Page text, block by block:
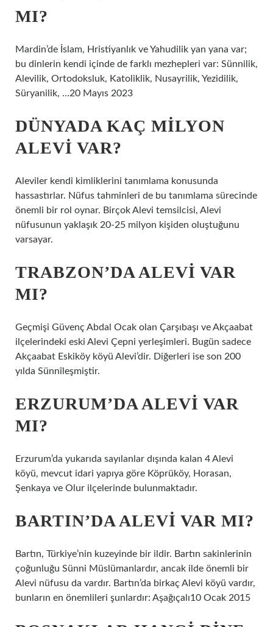
MI?
Mardin’de İslam, Hristiyanlık ve Yahudilik yan yana var;
bu dinlerin kendi içinde de farklı mezhepleri var: Sünnilik,
Alevilik, Ortodoksluk, Katoliklik, Nusayrilik, Yezidilik,
Süryanilik, …20 Mayıs 2023
DÜNYADA KAÇ MILYON
ALEVI VAR?
Aleviler kendi kimliklerini tanımlama konusunda
hassastırlar. Nüfus tahminleri de bu tanımlama sürecinde
önemli bir rol oynar. Birçok Alevi temsilcisi, Alevi
nüfusunun yaklaşık 20-25 milyon kişiden oluştuğunu
varsayar.
TRABZON’DA ALEVI VAR
MI?
Geçmişi Güvenç Abdal Ocak olan Çarşıbaşı ve Akçaabat
ilçelerindeki eski Alevi Çepni yerleşimleri. Bugün sadece
Akçaabat Eskiköy köyü Alevi’dir. Diğerleri ise son 200
yılda Sünnîleşmiştir.
ERZURUM’DA ALEVI VAR
MI?
Erzurum’da yukarıda sayılanlar dışında kalan 4 Alevi
köyü, mevcut idari yapıya göre Köprüköy, Horasan,
Şenkaya ve Olur ilçelerinde bulunmaktadır.
BARTIN’DA ALEVI VAR MI?
Bartın, Türkiye’nin kuzeyinde bir ildir. Bartın sakinlerinin
çoğunluğu Sünni Müslümanlardır, ancak ilde önemli bir
Alevi nüfusu da vardır. Bartın’da birkaç Alevi köyü vardır,
bunların en önemlileri şunlardır: Aşağıçalı10 Ocak 2015